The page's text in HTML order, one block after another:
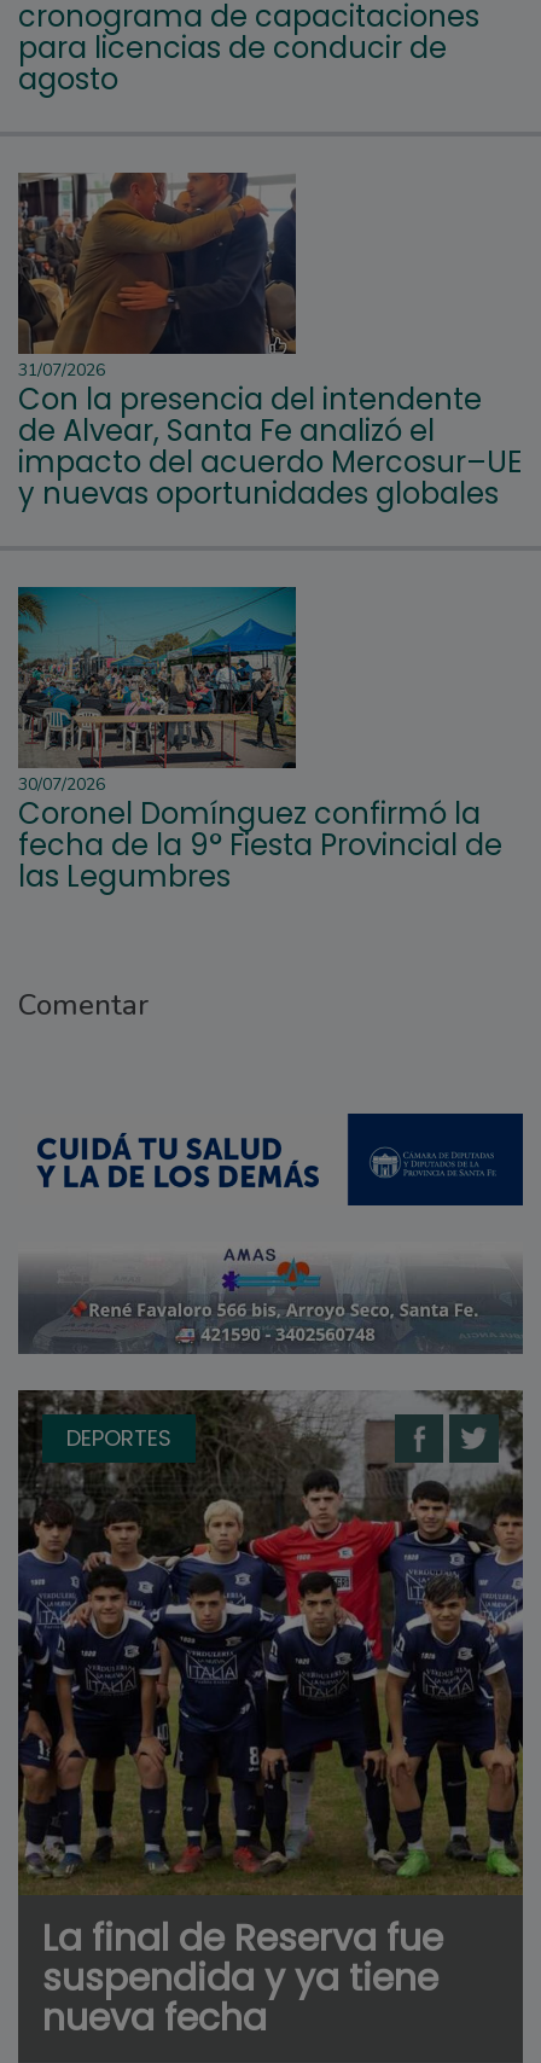
cronograma de capacitaciones
para licencias de conducir de
agosto
31/07/2026
Con la presencia del intendente
de Alvear, Santa Fe analizó el
impacto del acuerdo Mercosur–UE
y nuevas oportunidades globales
30/07/2026
Coronel Domínguez confirmó la
fecha de la 9° Fiesta Provincial de
las Legumbres
Comentar
DEPORTES
La final de Reserva fue
suspendida y ya tiene
nueva fecha